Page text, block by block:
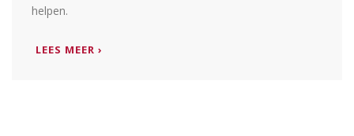
helpen.
LEES MEER ›